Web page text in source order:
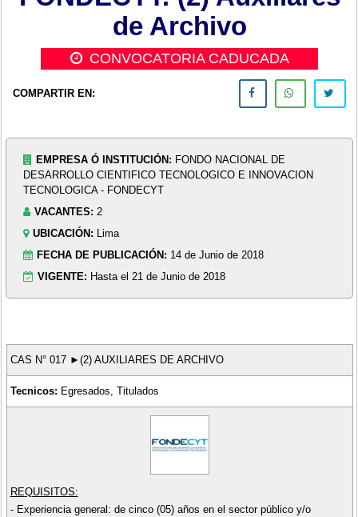
de Archivo
CONVOCATORIA CADUCADA
COMPARTIR EN:
EMPRESA Ó INSTITUCIÓN: FONDO NACIONAL DE
DESARROLLO CIENTIFICO TECNOLOGICO E INNOVACION
TECNOLOGICA - FONDECYT
VACANTES: 2
UBICACIÓN: Lima
FECHA DE PUBLICACIÓN: 14 de Junio de 2018
VIGENTE: Hasta el 21 de Junio de 2018
CAS N° 017 ►(2) AUXILIARES DE ARCHIVO
Tecnicos: Egresados, Titulados
REQUISITOS:
- Experiencia general: de cinco (05) años en el sector público y/o